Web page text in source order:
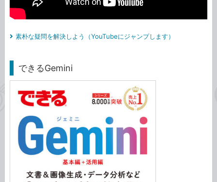
素朴な疑問を解決しよう（YouTubeにジャンプします）
できるGemini